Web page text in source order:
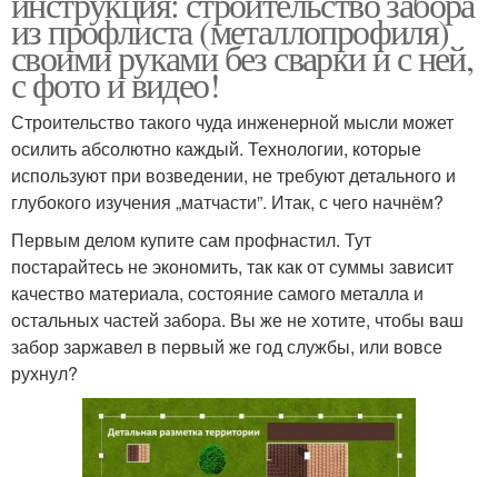
из профлиста (металлопрофиля)
своими руками без сварки и с ней,
с фото и видео!
Строительство такого чуда инженерной мысли может
осилить абсолютно каждый. Технологии, которые
используют при возведении, не требуют детального и
глубокого изучения „матчасти”. Итак, с чего начнём?
Первым делом купите сам профнастил. Тут
постарайтесь не экономить, так как от суммы зависит
качество материала, состояние самого металла и
остальных частей забора. Вы же не хотите, чтобы ваш
забор заржавел в первый же год службы, или вовсе
рухнул?